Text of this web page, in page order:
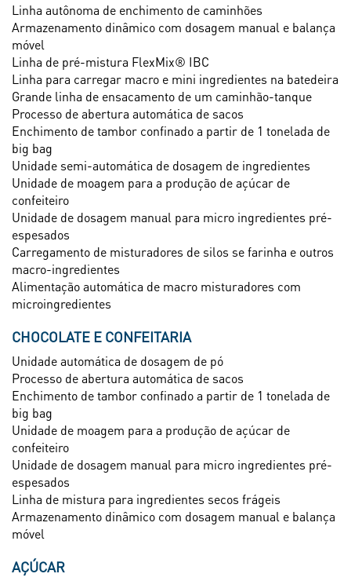
Linha autônoma de enchimento de caminhões
Armazenamento dinâmico com dosagem manual e balança
móvel
Linha de pré-mistura FlexMix® IBC
Linha para carregar macro e mini ingredientes na batedeira
Grande linha de ensacamento de um caminhão-tanque
Processo de abertura automática de sacos
Enchimento de tambor confinado a partir de 1 tonelada de
big bag
Unidade semi-automática de dosagem de ingredientes
Unidade de moagem para a produção de açúcar de
confeiteiro
Unidade de dosagem manual para micro ingredientes pré-
espesados
Carregamento de misturadores de silos se farinha e outros
macro-ingredientes
Alimentação automática de macro misturadores com
microingredientes
CHOCOLATE E CONFEITARIA
Unidade automática de dosagem de pó
Processo de abertura automática de sacos
Enchimento de tambor confinado a partir de 1 tonelada de
big bag
Unidade de moagem para a produção de açúcar de
confeiteiro
Unidade de dosagem manual para micro ingredientes pré-
espesados
Linha de mistura para ingredientes secos frágeis
Armazenamento dinâmico com dosagem manual e balança
móvel
AÇÚCAR